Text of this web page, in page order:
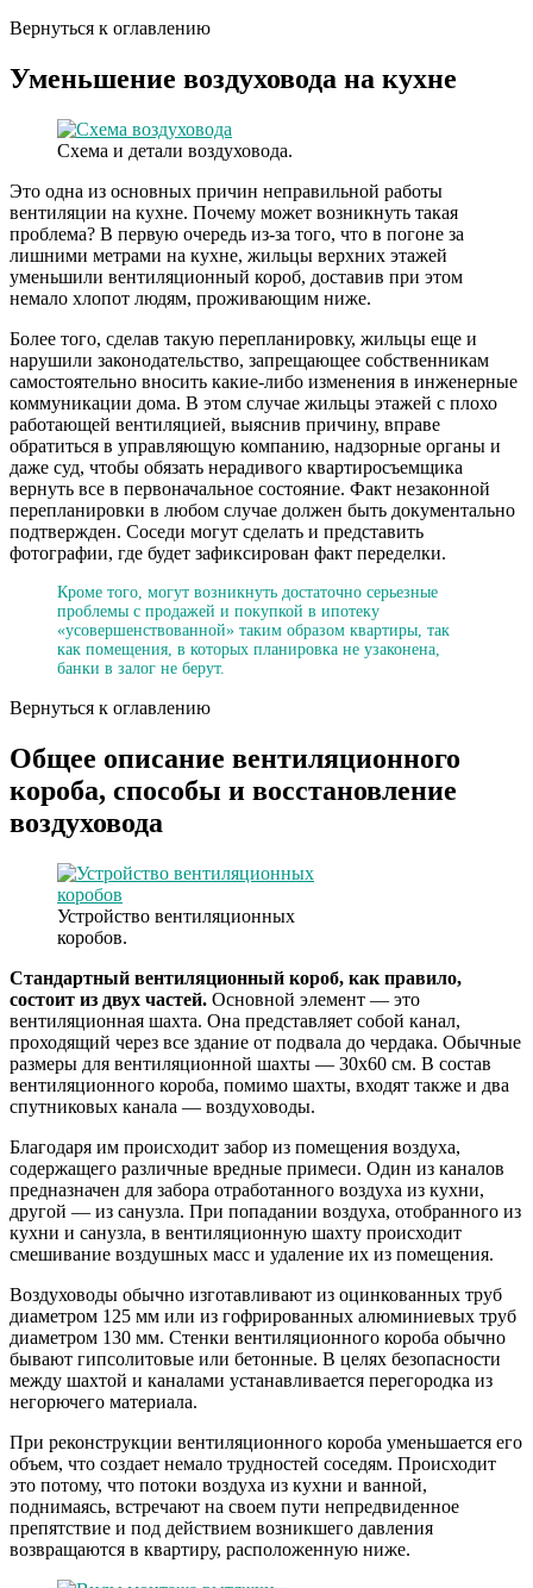
Вернуться к оглавлению
Уменьшение воздуховода на кухне
Схема и детали воздуховода.
Это одна из основных причин неправильной работы
вентиляции на кухне. Почему может возникнуть такая
проблема? В первую очередь из-за того, что в погоне за
лишними метрами на кухне, жильцы верхних этажей
уменьшили вентиляционный короб, доставив при этом
немало хлопот людям, проживающим ниже.
Более того, сделав такую перепланировку, жильцы еще и
нарушили законодательство, запрещающее собственникам
самостоятельно вносить какие-либо изменения в инженерные
коммуникации дома. В этом случае жильцы этажей с плохо
работающей вентиляцией, выяснив причину, вправе
обратиться в управляющую компанию, надзорные органы и
даже суд, чтобы обязать нерадивого квартиросъемщика
вернуть все в первоначальное состояние. Факт незаконной
перепланировки в любом случае должен быть документально
подтвержден. Соседи могут сделать и представить
фотографии, где будет зафиксирован факт переделки.
Кроме того, могут возникнуть достаточно серьезные
проблемы с продажей и покупкой в ипотеку
«усовершенствованной» таким образом квартиры, так
как помещения, в которых планировка не узаконена,
банки в залог не берут.
Вернуться к оглавлению
Общее описание вентиляционного
короба, способы и восстановление
воздуховода
Устройство вентиляционных
коробов.
Стандартный вентиляционный короб, как правило,
состоит из двух частей. Основной элемент — это
вентиляционная шахта. Она представляет собой канал,
проходящий через все здание от подвала до чердака. Обычные
размеры для вентиляционной шахты — 30х60 см. В состав
вентиляционного короба, помимо шахты, входят также и два
спутниковых канала — воздуховоды.
Благодаря им происходит забор из помещения воздуха,
содержащего различные вредные примеси. Один из каналов
предназначен для забора отработанного воздуха из кухни,
другой — из санузла. При попадании воздуха, отобранного из
кухни и санузла, в вентиляционную шахту происходит
смешивание воздушных масс и удаление их из помещения.
Воздуховоды обычно изготавливают из оцинкованных труб
диаметром 125 мм или из гофрированных алюминиевых труб
диаметром 130 мм. Стенки вентиляционного короба обычно
бывают гипсолитовые или бетонные. В целях безопасности
между шахтой и каналами устанавливается перегородка из
негорючего материала.
При реконструкции вентиляционного короба уменьшается его
объем, что создает немало трудностей соседям. Происходит
это потому, что потоки воздуха из кухни и ванной,
поднимаясь, встречают на своем пути непредвиденное
препятствие и под действием возникшего давления
возвращаются в квартиру, расположенную ниже.